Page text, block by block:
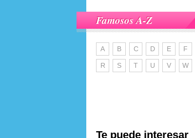
Famosos A-Z
A B C D E F
R S T U V W
Te puede interesar